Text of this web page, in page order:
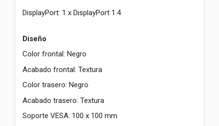
DisplayPort: 1 x DisplayPort 1.4
Diseño
Color frontal: Negro
Acabado frontal: Textura
Color trasero: Negro
Acabado trasero: Textura
Soporte VESA: 100 x 100 mm